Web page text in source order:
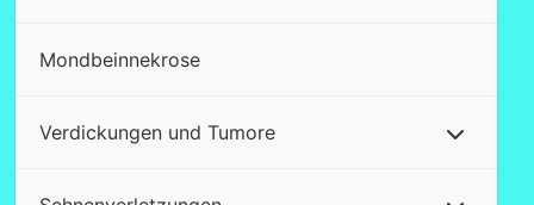
Mondbeinnekrose
Verdickungen und Tumore